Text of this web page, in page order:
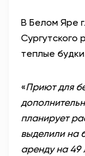
В Белом Яре
Сургутского
теплые
«Приют для
планирует
выделили на
аренду на 49